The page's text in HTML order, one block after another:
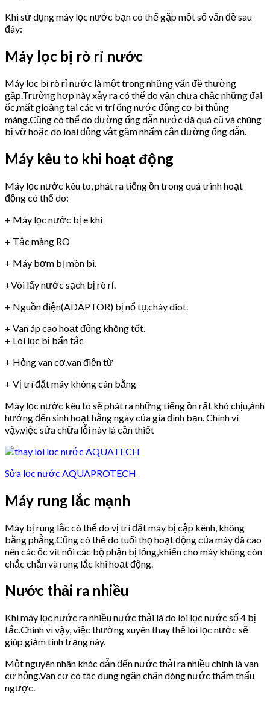
Khi sử dụng máy lọc nước bạn có thể gặp một số vấn đề sau
đây:
Máy lọc bị rò rỉ nước
Máy lọc bị rò rỉ nước là một trong những vấn đề thường
gặp.Trường hợp này xảy ra có thể do vặn chưa chắc những đai
ốc,mất gioăng tại các vị trí ống nước động cơ bị thủng
màng.Cũng có thể do đường ống dẫn nước đã quá cũ và chúng
bị vỡ hoặc do loai động vật gặm nhấm cắn đường ống dẫn.
Máy kêu to khi hoạt động
Máy lọc nước kêu to, phát ra tiếng ồn trong quá trình hoạt
động có thể do:
+ Máy lọc nước bị e khí
+ Tắc màng RO
+ Máy bơm bị mòn bi.
+Vòi lấy nước sạch bị rò rỉ.
+ Nguồn điện(ADAPTOR) bị nổ tụ,cháy diot.
+ Van áp cao hoạt động không tốt.
+ Lõi lọc bị bẩn tắc
+ Hỏng van cơ,van điện từ
+ Vị trí đặt máy không cân bằng
Máy lọc nước kêu to sẽ phát ra những tiếng ồn rất khó chịu,ảnh
hưởng đến sinh hoạt hằng ngày của gia đình bạn. Chính vì
vậy,việc sửa chữa lỗi này là cần thiết
Sửa lọc nước AQUAPROTECH
Máy rung lắc mạnh
Máy bị rung lắc có thể do vị trí đặt máy bị cập kênh, không
bằng phẳng.Cũng có thể do tuổi thọ hoạt động của máy đã cao
nên các ốc vít nối các bộ phận bị lỏng,khiến cho máy không còn
chắc chắn và rung lắc khi hoạt động.
Nước thải ra nhiều
Khi máy lọc nước ra nhiều nước thải là do lõi lọc nước số 4 bị
tắc.Chính vì vậy, việc thường xuyên thay thế lõi lọc nước sẽ
giúp giảm tình trạng này.
Một nguyên nhân khác dẫn đến nước thải ra nhiều chính là van
cơ hỏng.Van cơ có tác dụng ngăn chặn dòng nước thẩm thấu
ngược.